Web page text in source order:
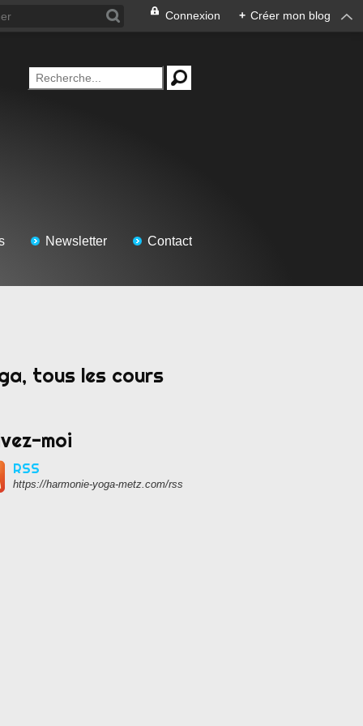
Connexion + Créer mon blog
Newsletter Contact
tous les cours
moi
RSS
https://harmonie-yoga-metz.com/rss